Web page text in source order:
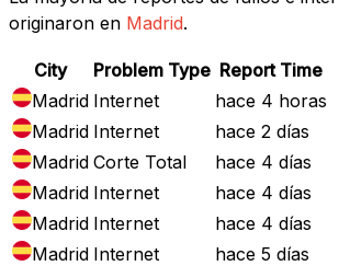
originaron en Madrid.
City Problem Type Report Time
Madrid Internet
hace 4 horas
Madrid Internet
hace 2 días
Madrid Corte Total
hace 4 días
Madrid Internet
hace 4 días
Madrid Internet
hace 4 días
Madrid Internet hace 5 días